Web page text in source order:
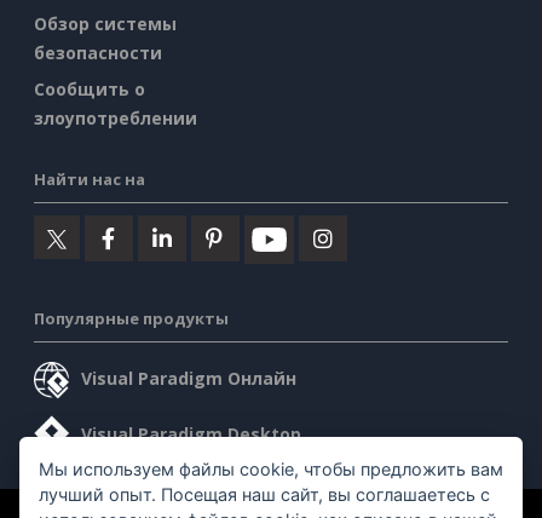
Обзор системы
безопасности
Сообщить о
злоупотреблении
Найти нас на
Популярные продукты
Visual Paradigm Онлайн
Visual Paradigm Desktop
Мы используем файлы cookie, чтобы предложить вам
лучший опыт. Посещая наш сайт, вы соглашаетесь с